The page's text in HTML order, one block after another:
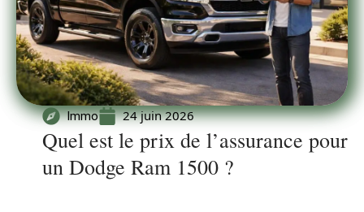
Immo 24 juin 2026
Quel est le prix de l’assurance pour
un Dodge Ram 1500 ?